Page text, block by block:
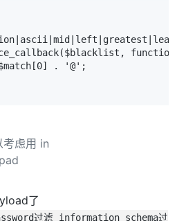
. '@';
虑用 in
了
过滤 information_schema过